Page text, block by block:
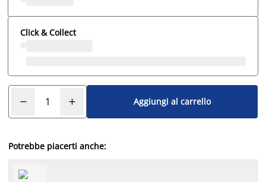
Click & Collect
Aggiungi al carrello
Potrebbe piacerti anche: